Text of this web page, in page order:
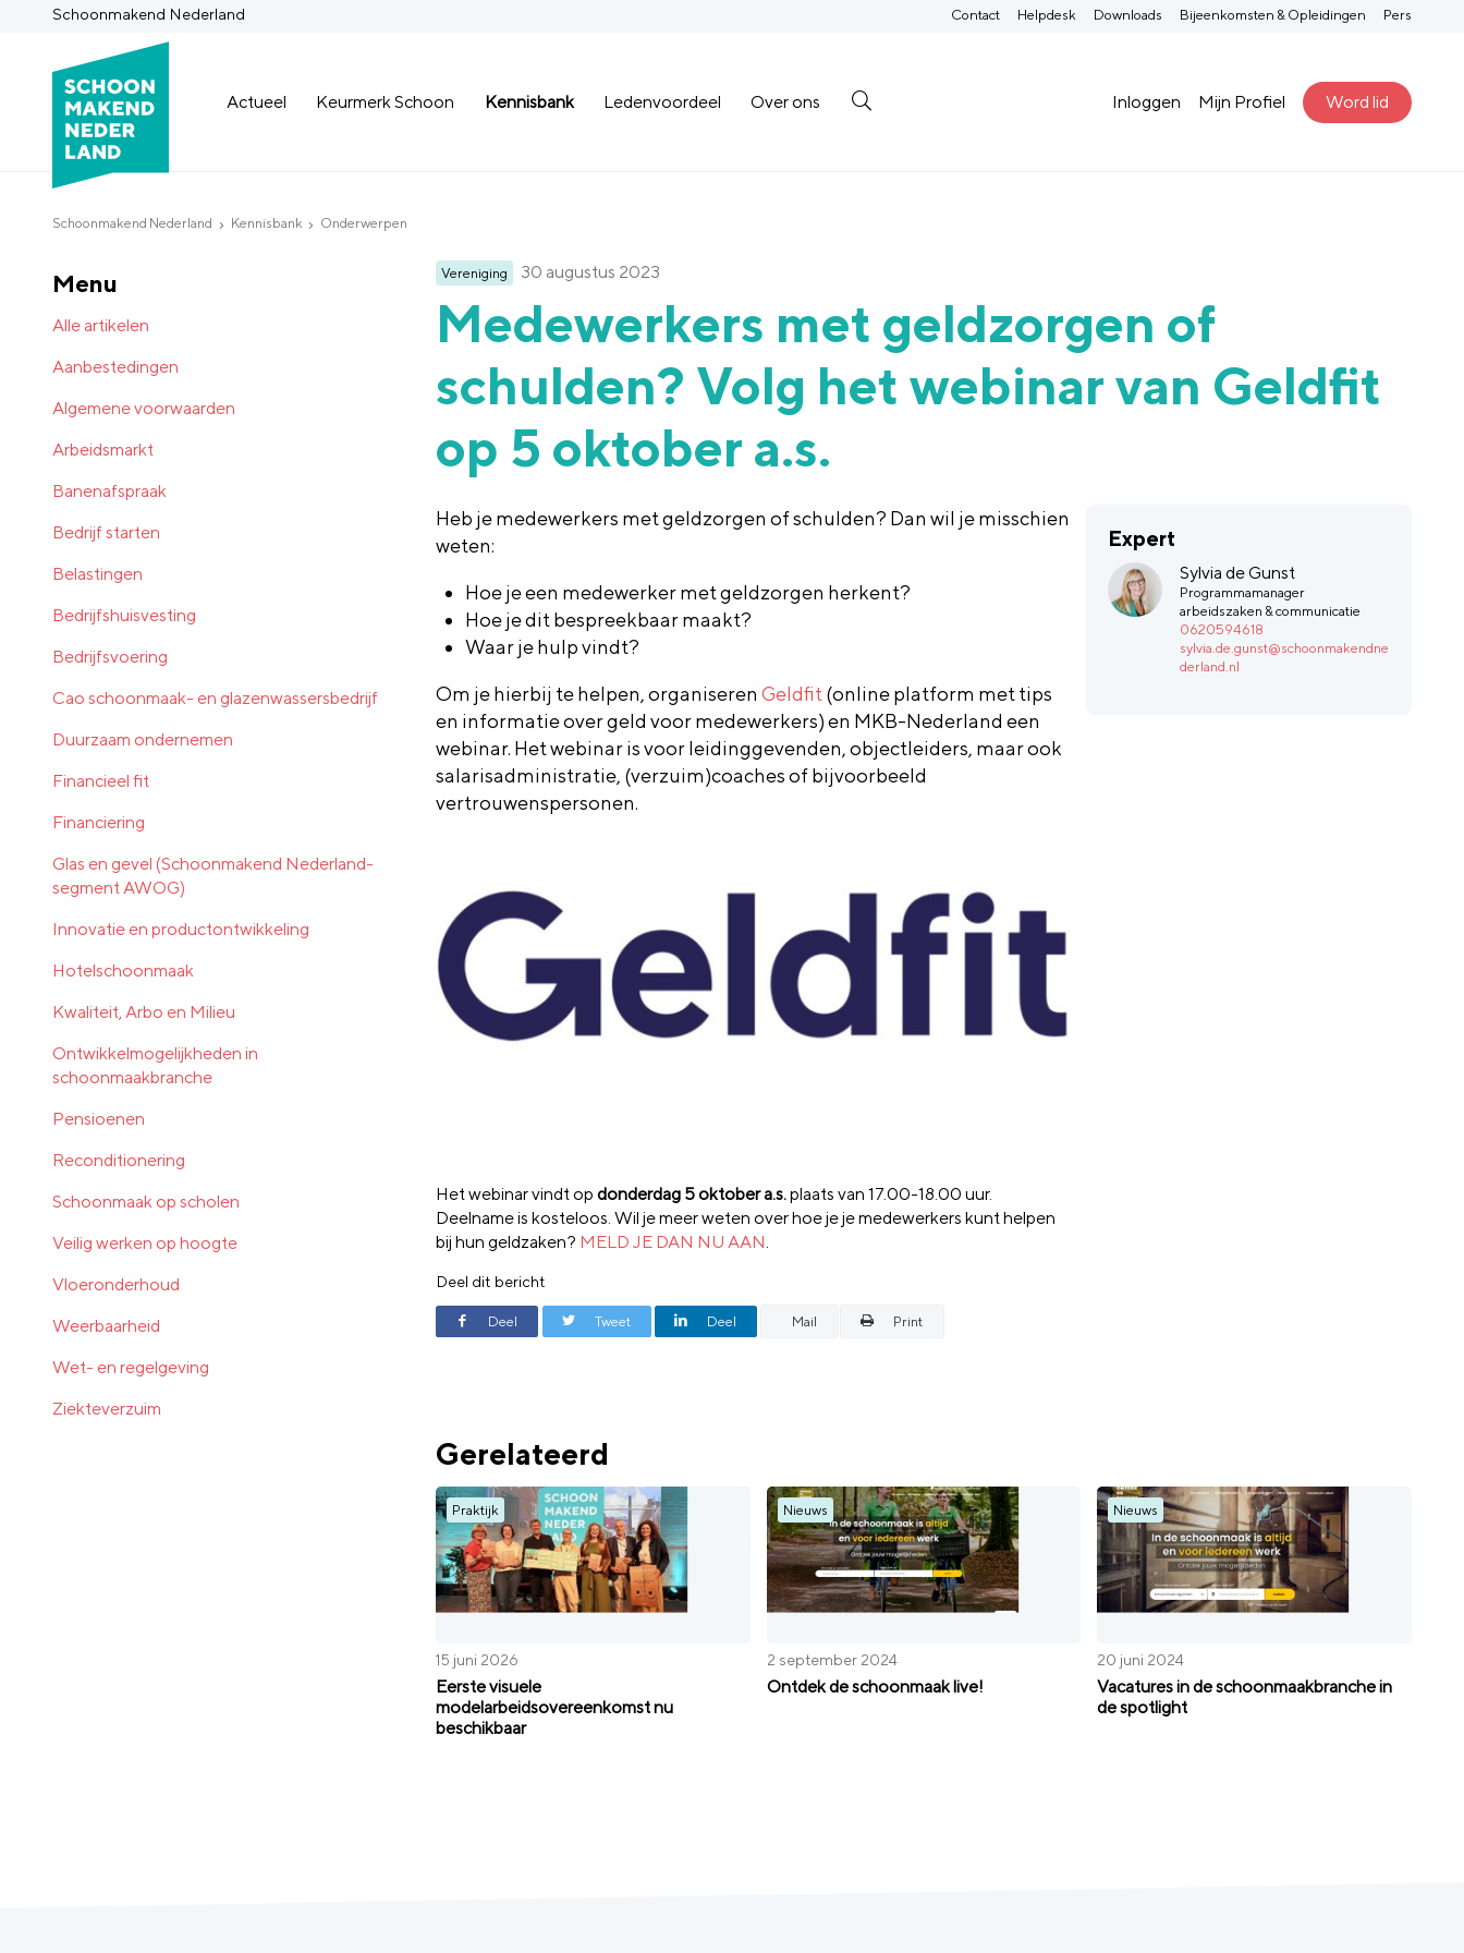
Schoonmakend Nederland
Actueel Keurmerk Schoon Kennisbank Ledenvoordeel Over ons Inloggen Mijn Profiel Word lid
Contact Helpdesk Downloads Bijeenkomsten & Opleidingen Pers
Schoonmakend Nederland Kennisbank Onderwerpen
Vereniging 30 augustus 2023
Medewerkers met geldzorgen of
schulden? Volg het webinar van Geldfit
op 5 oktober a.s.
Heb je medewerkers met geldzorgen of schulden? Dan wil je misschien
weten:
Hoe je een medewerker met geldzorgen herkent?
Hoe je dit bespreekbaar maakt?
Waar je hulp vindt?
Om je hierbij te helpen, organiseren Geldfit(online platform met tips
en informatie over geld voor medewerkers) en MKB-Nederland een
webinar. Het webinar is voor leidinggevenden, objectleiders, maar ook
salarisadministratie, (verzuim)coaches of bijvoorbeeld
vertrouwenspersonen.
Expert
Sylvia de Gunst
Programmamanager
arbeidszaken & communicatie
0620594618
sylvia.de.gunst@schoonmakendne
derland.nl
Het webinar vindt op donderdag 5 oktober a.s.plaats van 17.00-18.00 uur.
Deelname is kosteloos. Wil je meer weten over hoe je je medewerkers kunt helpen
bij hun geldzaken? MELD JE DAN NU AAN.
Deel dit bericht
Deel Tweet Deel Mail Print
Gerelateerd
Praktijk
15 juni 2026
Eerste visuele
modelarbeidsovereenkomst nu
beschikbaar
Nieuws
2 september 2024
Ontdek de schoonmaak live!
Nieuws
20 juni 2024
Vacatures in de schoonmaakbranche in
de spotlight
Menu
Alle artikelen
Aanbestedingen
Algemene voorwaarden
Arbeidsmarkt
Banenafspraak
Bedrijf starten
Belastingen
Bedrijfshuisvesting
Bedrijfsvoering
Cao schoonmaak- en glazenwassersbedrijf
Duurzaam ondernemen
Financieel fit
Financiering
Glas en gevel (Schoonmakend Nederland-
segment AWOG)
Innovatie en productontwikkeling
Hotelschoonmaak
Kwaliteit, Arbo en Milieu
Ontwikkelmogelijkheden in
schoonmaakbranche
Pensioenen
Reconditionering
Schoonmaak op scholen
Veilig werken op hoogte
Vloeronderhoud
Weerbaarheid
Wet- en regelgeving
Ziekteverzuim